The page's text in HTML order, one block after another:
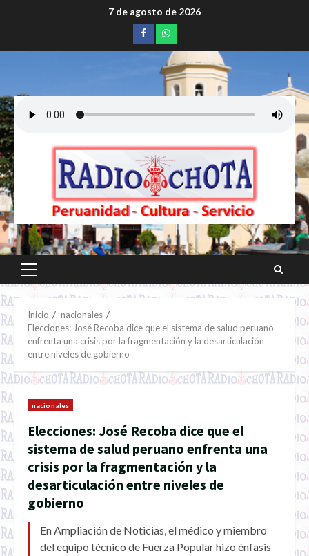
7 de agosto de 2026
Facebookwhatsapp
Menú
principal
Inicio
nacionales
Elecciones: José Recoba dice que el sistema de salud peruano
enfrenta una crisis por la fragmentación y la desarticulación
entre niveles de gobierno
nacionales
Elecciones: José Recoba dice que el
sistema de salud peruano enfrenta una
crisis por la fragmentación y la
desarticulación entre niveles de
gobierno
En Ampliación de Noticias, el médico y miembro
del equipo técnico de Fuerza Popular hizo énfasis